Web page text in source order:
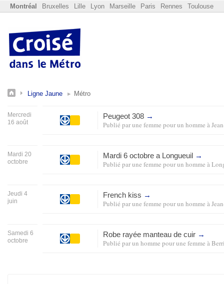
Montréal Bruxelles Lille Lyon Marseille Paris Rennes Toulouse
Ligne Jaune Métro
Mercredi
16 août
Peugeot 308 →
Publié parune femme pour un homme à
Mardi 20
octobre
Mardi 6 octobre a Longueuil →
Publié parune femme pour un homme à
Jeudi 4
juin
French kiss →
Publié parune femme pour un homme à
Samedi 6
octobre
Robe rayée manteau de cuir →
Publié parun homme pour une femme à